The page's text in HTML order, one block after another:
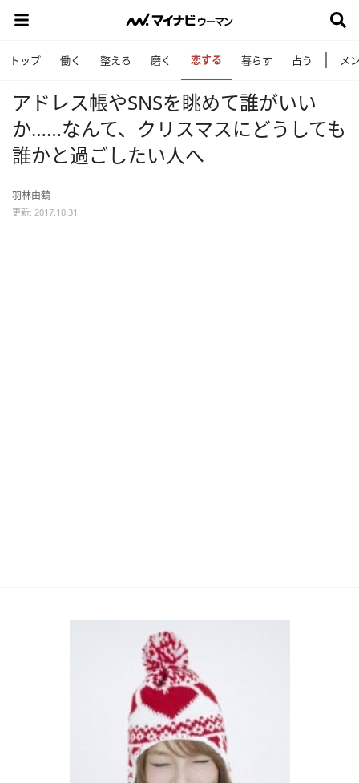
トップ 働く 整える 磨く 恋する 暮らす 占う メ
アドレス帳やSNSを眺めて誰がいい
か……なんて、クリスマスにどうしても
誰かと過ごしたい人へ
羽林由鶴
更新: 2017.10.31